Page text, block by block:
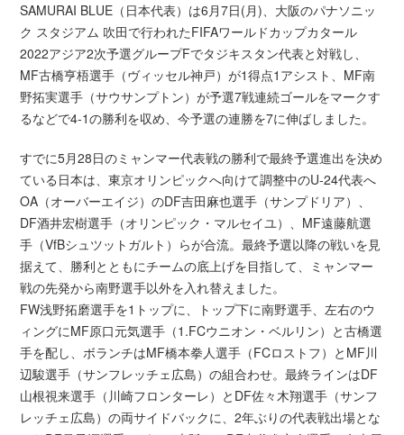
SAMURAI BLUE（日本代表）は6月7日(月)、大阪のパナソニッ
ク スタジアム 吹田で行われたFIFAワールドカップカタール
2022アジア2次予選グループFでタジキスタン代表と対戦し、
MF古橋亨梧選手（ヴィッセル神戸）が1得点1アシスト、MF南
野拓実選手（サウサンプトン）が予選7戦連続ゴールをマークす
るなどで4-1の勝利を収め、今予選の連勝を7に伸ばしました。
すでに5月28日のミャンマー代表戦の勝利で最終予選進出を決め
ている日本は、東京オリンピックへ向けて調整中のU-24代表へ
OA（オーバーエイジ）のDF吉田麻也選手（サンプドリア）、
DF酒井宏樹選手（オリンピック・マルセイユ）、MF遠藤航選
手（VfBシュツットガルト）らが合流。最終予選以降の戦いを見
据えて、勝利とともにチームの底上げを目指して、ミャンマー
戦の先発から南野選手以外を入れ替えました。
FW浅野拓磨選手を1トップに、トップ下に南野選手、左右のウ
ィングにMF原口元気選手（1.FCウニオン・ベルリン）と古橋選
手を配し、ボランチはMF橋本拳人選手（FCロストフ）とMF川
辺駿選手（サンフレッチェ広島）の組合わせ。最終ラインはDF
山根視来選手（川崎フロンターレ）とDF佐々木翔選手（サンフ
レッチェ広島）の両サイドバックに、2年ぶりの代表戦出場とな